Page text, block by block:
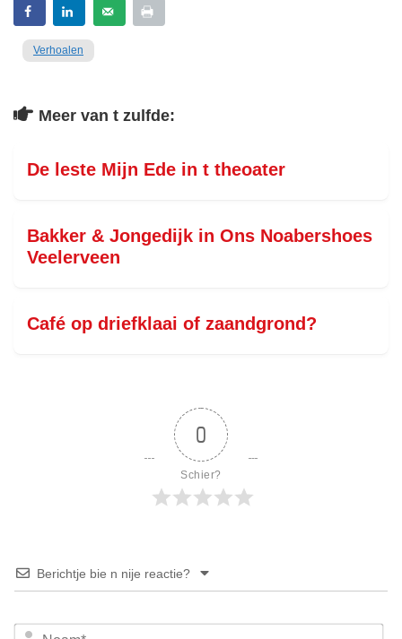
Verhoalen
Meer van t zulfde:
De leste Mijn Ede in t theoater
Bakker & Jongedijk in Ons Noabershoes
Veelerveen
Café op driefklaai of zaandgrond?
0
Schier?
Berichtje bie n nije reactie?